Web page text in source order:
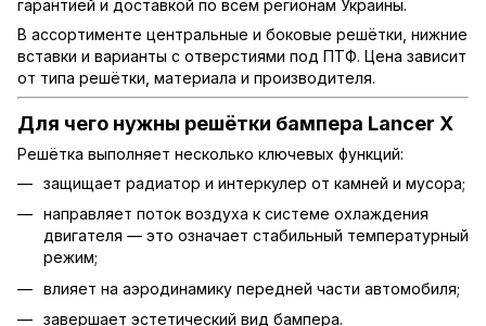
гарантией и доставкой по всем регионам Украины.
В ассортименте центральные и боковые решётки, нижние
вставки и варианты с отверстиями под ПТФ. Цена зависит
от типа решётки, материала и производителя.
Для чего нужны решётки бампера Lancer X
Решётка выполняет несколько ключевых функций:
защищает радиатор и интеркулер от камней и мусора;
направляет поток воздуха к системе охлаждения
двигателя — это означает стабильный температурный
режим;
влияет на аэродинамику передней части автомобиля;
завершает эстетический вид бампера.